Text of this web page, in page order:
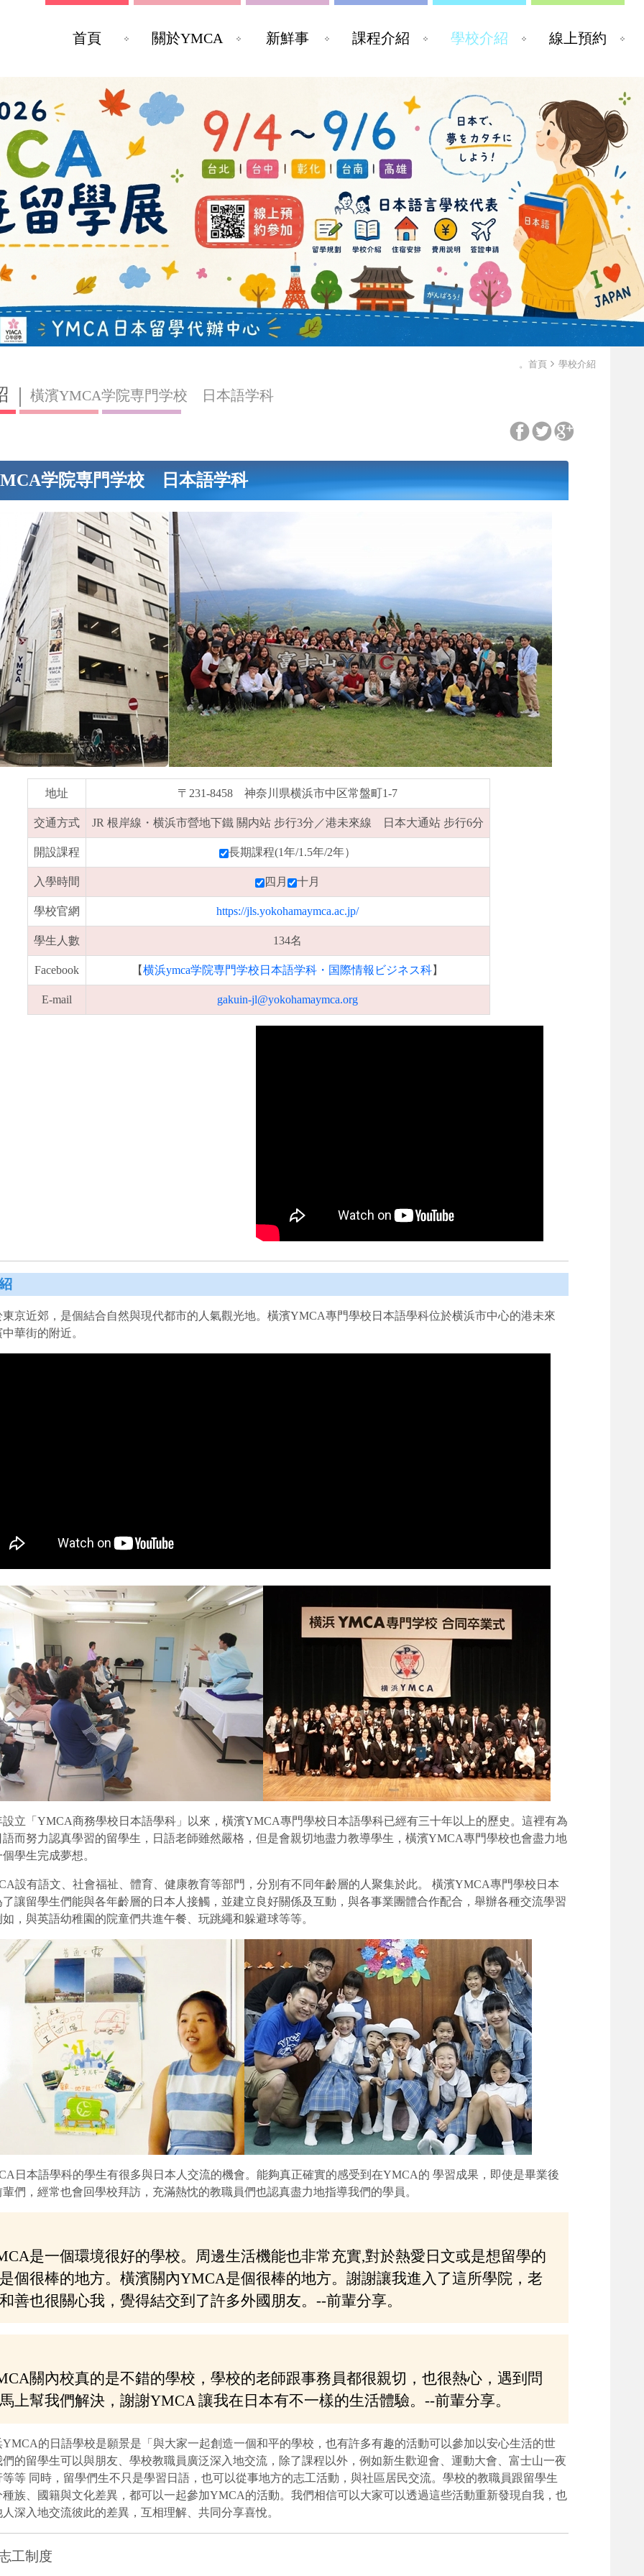
首頁 關於YMCA 新鮮事 課程介紹 學校介紹 線上預約
。首頁 學校介紹
橫濱YMCA学院専門学校 日本語学科
学院専門学校 日本語学科
地址 〒231-8458 神奈川県横浜市中区常盤町1-7
交通方式 JR 根岸線・横浜市營地下鐵 關内站 步行3分／港未來線 日本大通站 步行6分
開設課程 長期課程(1年/1.5年/2年）
入學時間 四月 十月
學校官網 https://jls.yokohamaymca.ac.jp/
學生人數 134名
Facebook 【横浜ymca学院専門学校日本語学科・国際情報ビジネス科】
E-mail gakuin-jl@yokohamaymca.org
東京近郊，是個結合自然與現代都市的人氣觀光地。橫濱YMCA專門學校日本語學科位於横浜市中心的港未來
華街的附近。
設立「YMCA商務學校日本語學科」以來，橫濱YMCA專門學校日本語學科已經有三十年以上的歷史。這裡有為
語而努力認真學習的留學生，日語老師雖然嚴格，但是會親切地盡力教導學生，橫濱YMCA專門學校也會盡力地
學生完成夢想。
設有語文、社會福祉、體育、健康教育等部門，分別有不同年齡層的人聚集於此。 橫濱YMCA專門學校日本
讓留學生們能與各年齡層的日本人接觸，並建立良好關係及互動，與各事業團體合作配合，舉辦各種交流學習
，與英語幼稚園的院童們共進午餐、玩跳繩和躲避球等等。
日本語學科的學生有很多與日本人交流的機會。能夠真正確實的感受到在YMCA的 學習成果，即使是畢業後
們，經常也會回學校拜訪，充滿熱忱的教職員們也認真盡力地指導我們的學員。
是一個環境很好的學校。周邊生活機能也非常充實,對於熱愛日文或是想留學的
個很棒的地方。橫濱關內YMCA是個很棒的地方。謝謝讓我進入了這所學院，老
善也很關心我，覺得結交到了許多外國朋友。--前輩分享。
關內校真的是不錯的學校，學校的老師跟事務員都很親切，也很熱心，遇到問
上幫我們解決，謝謝YMCA 讓我在日本有不一樣的生活體驗。--前輩分享。
YMCA的日語學校是願景是「與大家一起創造一個和平的學校，也有許多有趣的活動可以參加以安心生活的世
的留學生可以與朋友、學校教職員廣泛深入地交流，除了課程以外，例如新生歡迎會、運動大會、富士山一夜
等 同時，留學們生不只是學習日語，也可以從事地方的志工活動，與社區居民交流。學校的教職員跟留學生
種族、國籍與文化差異，都可以一起參加YMCA的活動。我們相信可以大家可以透過這些活動重新發現自我，也
深入地交流彼此的差異，互相理解、共同分享喜悅。
工制度